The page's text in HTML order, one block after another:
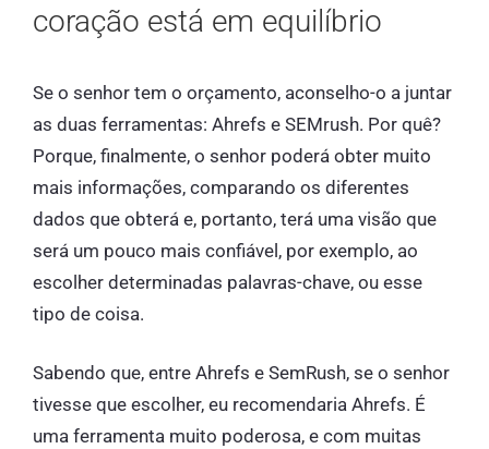
coração está em equilíbrio
Se o senhor tem o orçamento, aconselho-o a juntar
as duas ferramentas: Ahrefs e SEMrush. Por quê?
Porque, finalmente, o senhor poderá obter muito
mais informações, comparando os diferentes
dados que obterá e, portanto, terá uma visão que
será um pouco mais confiável, por exemplo, ao
escolher determinadas palavras-chave, ou esse
tipo de coisa.
Sabendo que, entre Ahrefs e SemRush, se o senhor
tivesse que escolher, eu recomendaria Ahrefs. É
uma ferramenta muito poderosa, e com muitas